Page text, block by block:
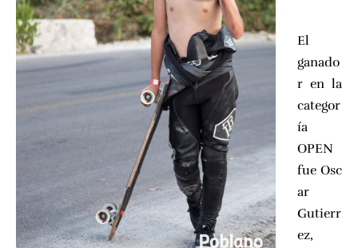
El
ganado
r en la
categor
ía
OPEN
fue Osc
ar
Gutierr
ez,